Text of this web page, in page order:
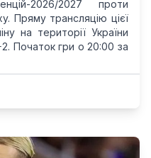
2026/2027 проти
Пряму трансляцію цієї
на території України
Початок гри о 20:00 за